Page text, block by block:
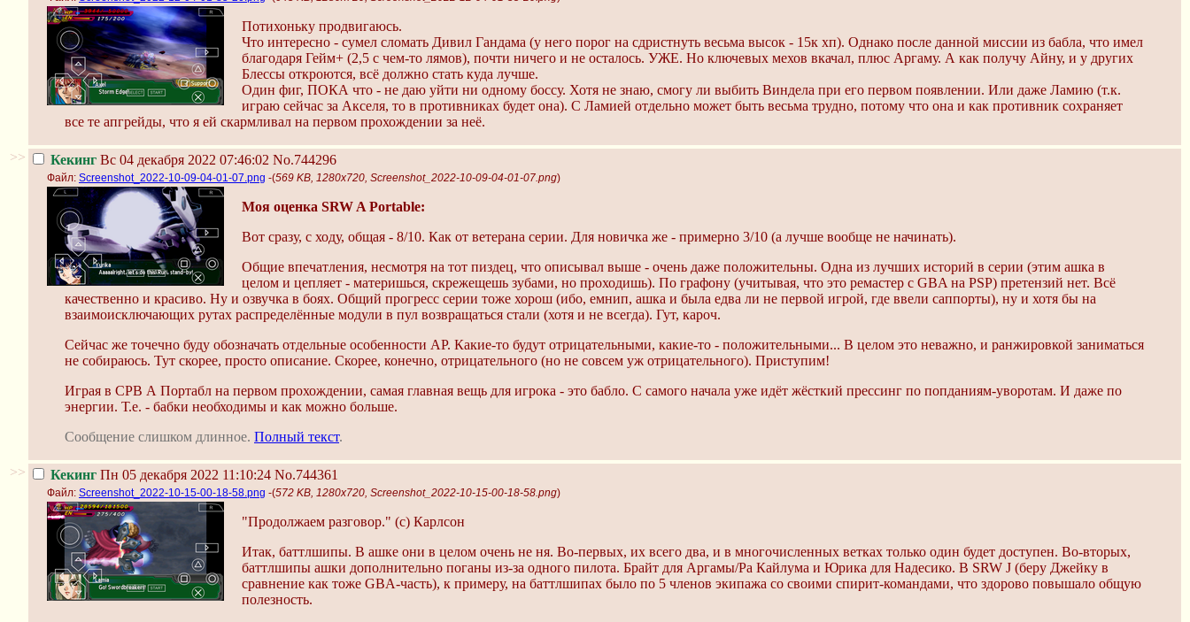
Потихоньку продвигаюсь.
Что интересно - сумел сломать Дивил Гандама (у него порог на сдристнуть весьма высок - 15к хп). Однако после данной миссии из бабла, что имел
благодаря Гейм+ (2,5 с чем-то лямов), почти ничего и не осталось. УЖЕ. Но ключевых мехов вкачал, плюс Аргаму. А как получу Айну, и у других
Блессы откроются, всё должно стать куда лучше.
Один фиг, ПОКА что - не даю уйти ни одному боссу. Хотя не знаю, смогу ли выбить Виндела при его первом появлении. Или даже Ламию (т.к.
играю сейчас за Акселя, то в противниках будет она). С Ламией отдельно может быть весьма трудно, потому что она и как противник сохраняет
все те апгрейды, что я ей скармливал на первом прохождении за неё.
>> Кекинг Вс 04 декабря 2022 07:46:02 No.744296
Файл: Screenshot_2022-10-09-04-01-07.png -(569 KB, 1280x720, Screenshot_2022-10-09-04-01-07.png)
Моя оценка SRW A Portable:
Вот сразу, с ходу, общая - 8/10. Как от ветерана серии. Для новичка же - примерно 3/10 (а лучше вообще не начинать).
Общие впечатления, несмотря на тот пиздец, что описывал выше - очень даже положительны. Одна из лучших историй в серии (этим ашка в
целом и цепляет - материшься, скрежещешь зубами, но проходишь). По графону (учитывая, что это ремастер с GBA на PSP) претензий нет. Всё
качественно и красиво. Ну и озвучка в боях. Общий прогресс серии тоже хорош (ибо, емнип, ашка и была едва ли не первой игрой, где ввели саппорты), ну и хотя бы на
взаимоисключающих рутах распределённые модули в пул возвращаться стали (хотя и не всегда). Гут, кароч.
Сейчас же точечно буду обозначать отдельные особенности АР. Какие-то будут отрицательными, какие-то - положительными... В целом это неважно, и ранжировкой заниматься
не собираюсь. Тут скорее, просто описание. Скорее, конечно, отрицательного (но не совсем уж отрицательного). Приступим!
Играя в СРВ А Портабл на первом прохождении, самая главная вещь для игрока - это бабло. С самого начала уже идёт жёсткий прессинг по попданиям-уворотам. И даже по
энергии. Т.е. - бабки необходимы и как можно больше.
Сообщение слишком длинное. Полный текст.
>> Кекинг Пн 05 декабря 2022 11:10:24 No.744361
Файл: Screenshot_2022-10-15-00-18-58.png -(572 KB, 1280x720, Screenshot_2022-10-15-00-18-58.png)
"Продолжаем разговор." (с) Карлсон
Итак, баттлшипы. В ашке они в целом очень не ня. Во-первых, их всего два, и в многочисленных ветках только один будет доступен. Во-вторых,
баттлшипы ашки дополнительно поганы из-за одного пилота. Брайт для Аргамы/Ра Кайлума и Юрика для Надесико. В SRW J (беру Джейку в
сравнение как тоже GBA-часть), к примеру, на баттлшипах было по 5 членов экипажа со своими спирит-командами, что здорово повышало общую
полезность.